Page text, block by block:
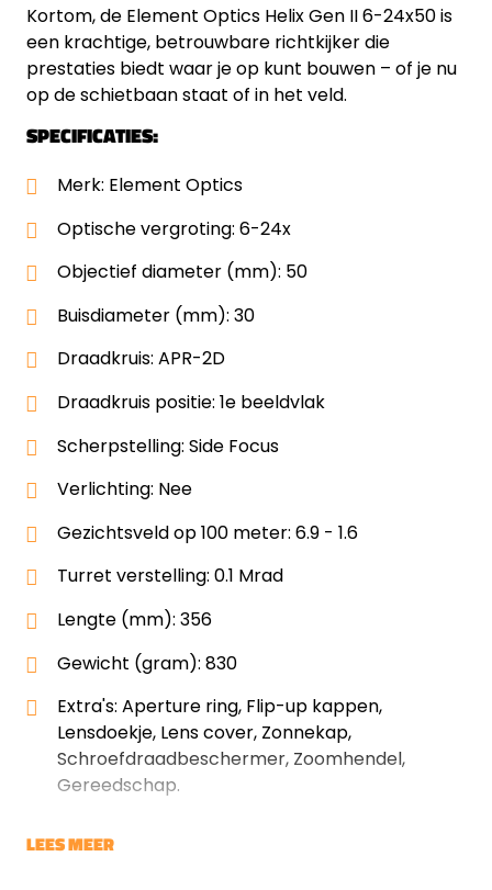
Kortom, de Element Optics Helix Gen II 6-24x50 is
een krachtige, betrouwbare richtkijker die
prestaties biedt waar je op kunt bouwen – of je nu
op de schietbaan staat of in het veld.
SPECIFICATIES:
Merk: Element Optics
Optische vergroting: 6-24x
Objectief diameter (mm): 50
Buisdiameter (mm): 30
Draadkruis: APR-2D
Draadkruis positie: 1e beeldvlak
Scherpstelling: Side Focus
Verlichting: Nee
Gezichtsveld op 100 meter: 6.9 - 1.6
Turret verstelling: 0.1 Mrad
Lengte (mm): 356
Gewicht (gram): 830
Extra's: Aperture ring, Flip-up kappen,
Lensdoekje, Lens cover, Zonnekap,
Schroefdraadbeschermer, Zoomhendel,
Gereedschap.
LEES MEER